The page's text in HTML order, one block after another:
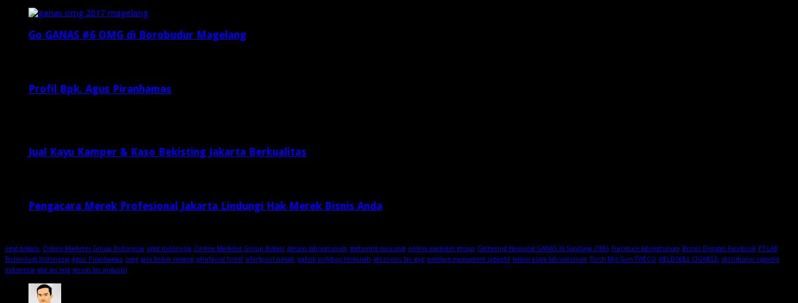
Go GANAS #6 OMG di Borobudur Magelang
Profil Bpk. Agus Piranhamas
Jual Kayu Kamper & Kaso Bekisting Jakarta Berkualitas
Pengacara Merek Profesional Jakarta Lindungi Hak Merek Bisnis Anda
omg bekasi. Online Marketer Group Indonesia omg indonesia Online Marketer Group Bekasi desain laboratorium gathering nasional online marketer group Gathering Nasional GANAS XI Surabaya OMG Furniture laboratorium Bisnis Dengan Facebook PT LAB
Technologi Indonesia Agus Piranhamas omg jasa kolam renang whirlpool hotel whirlpool rumah pabrik polybox termurah aksesoris las mig welding equipment cigweld lemari asam laboratorium Torch Mig Gun TWECO WELDSKILL CIGWELD distributor cigweld
indonesia alat las mig mesin las industri